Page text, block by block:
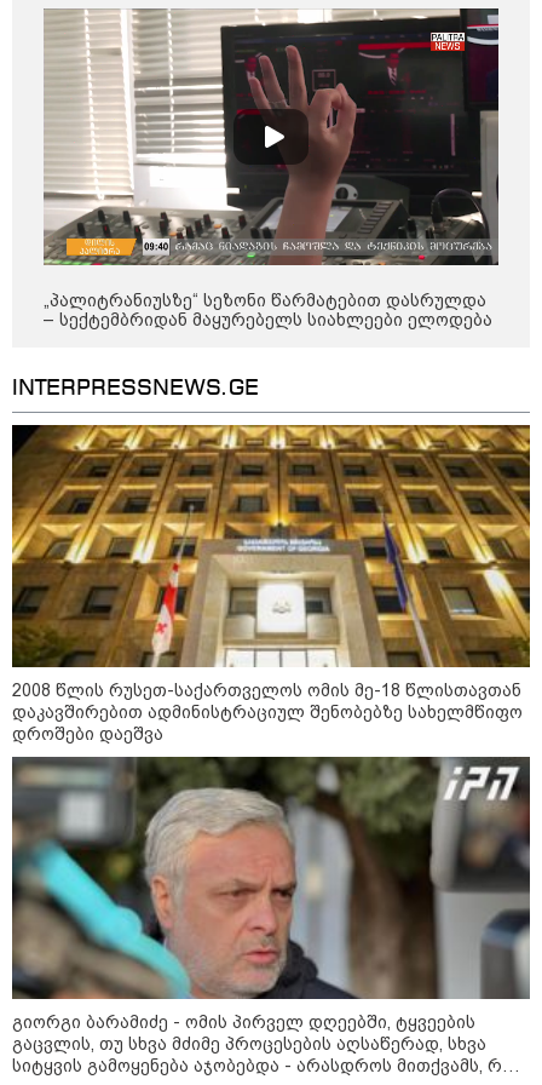
მიწოდება, რომ მასწავლებელი
სექსუალურად ავიწროებდა,
ფაქტობრივად, წაქეზება იყო" -
პროკურორი
კატეგორიის ყველა სიახლე
კატეგორიები
8
აგვისტო
დღის ზოგადი
ასტროლოგიური
პროგნოზი
8 აგვისტო ახალ შთაგონებასა და ემოციურ სიახლოვეს
მოიტანს. გაიზრდება ინტერესი შემოქმედებითი საქმიანობისა
და კულტურული ღონისძიებების მიმართ. საღამო
განსაკუთრებით ხელსაყრელია საყვარელ ადამიანებთან
დროის გასატარებლად და თბილი, გულახდილი
საუბრებისთვის.
აგვისტო აგარაკზე: ეს 5 საქმე
„პალიტრანიუსზე“ სეზონი წარმატებით დასრულდა
– სექტემბრიდან მაყურებელს სიახლეები ელოდება
INTERPRESSNEWS.GE
2008 წლის რუსეთ-საქართველოს ომის მე-18 წლისთავთან
დაკავშირებით ადმინისტრაციულ შენობებზე სახელმწიფო
დროშები დაეშვა
გიორგი ბარამიძე - ომის პირველ დღეებში, ტყვეების
გაცვლის, თუ სხვა მძიმე პროცესების აღსაწერად, სხვა
სიტყვის გამოყენება აჯობებდა - არასდროს მითქვამს, რომ